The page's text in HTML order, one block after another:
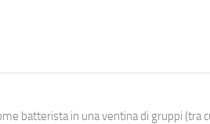
batterista in una ventina di gruppi (tra